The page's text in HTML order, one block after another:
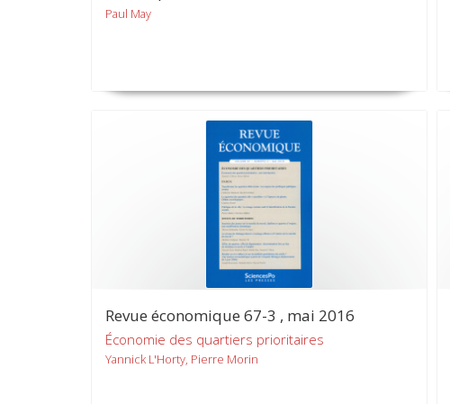
Paul May
Revue économique 67-3 , mai 2016
Économie des quartiers prioritaires
Yannick L'Horty, Pierre Morin